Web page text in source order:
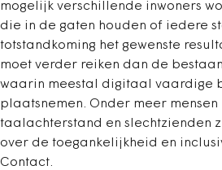
mogelijk verschillende inwoners
die in de gaten houden of iedere
totstandkoming het gewenste
moet verder reiken dan de
waarin meestal digitaal vaardige
plaatsnemen. Onder meer mensen
taalachterstand en slechtzienden
over de toegankelijkheid en
Contact.